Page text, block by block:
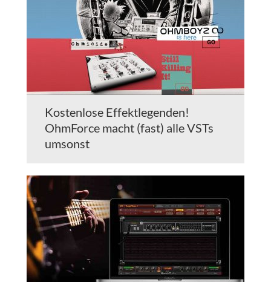
Kostenlose Effektlegenden!
OhmForce macht (fast) alle VSTs
umsonst